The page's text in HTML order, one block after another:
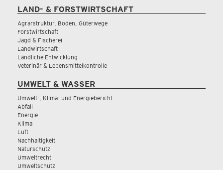
LAND- & FORSTWIRTSCHAFT
Agrarstruktur, Boden, Güterwege
Forstwirtschaft
Jagd & Fischerei
Landwirtschaft
Ländliche Entwicklung
Veterinär & Lebensmittelkontrolle
UMWELT & WASSER
Umwelt-, Klima- und Energiebericht
Abfall
Energie
Klima
Luft
Nachhaltigkeit
Naturschutz
Umweltrecht
Umweltschutz